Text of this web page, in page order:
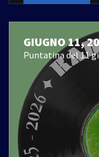
GIUGNO 11,
Puntatina del 11